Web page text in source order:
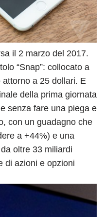
il 2 marzo del 2017.
“Snap”: collocato a
a 25 dollari. E
della prima giornata
senza fare una piega e
con un guadagno che
a +44%) e una
oltre 33 miliardi
di azioni e opzioni